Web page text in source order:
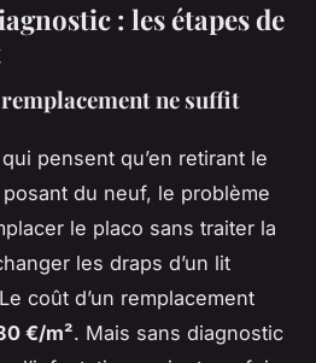
: les étapes de
ne suffit
pensent qu’en retirant le
du neuf, le problème
le placo sans traiter la
les draps d’un lit
coût d’un remplacement
€/m². Mais sans diagnostic